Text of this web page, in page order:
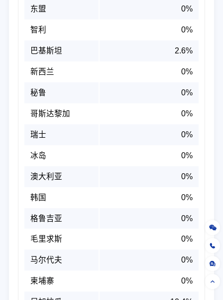
东盟 0%
智利 0%
巴基斯坦 2.6%
新西兰 0%
秘鲁 0%
哥斯达黎加 0%
瑞士 0%
冰岛 0%
澳大利亚 0%
韩国 0%
格鲁吉亚 0%
毛里求斯 0%
马尔代夫 0%
柬埔寨 0%